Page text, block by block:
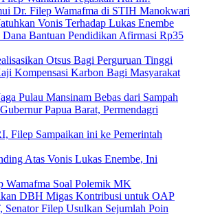
Dr. Filep Wamafma di STIH Manokwari
Vonis Terhadap Lukas Enembe
Bantuan Pendidikan Afirmasi Rp35
Otsus Bagi Perguruan Tinggi
Kompensasi Karbon Bagi Masyarakat
Pulau Mansinam Bebas dari Sampah
Papua Barat, Permendagri
Filep Sampaikan ini ke Pemerintah
Atas Vonis Lukas Enembe, Ini
Wamafma Soal Polemik MK
DBH Migas Kontribusi untuk OAP
Senator Filep Usulkan Sejumlah Poin